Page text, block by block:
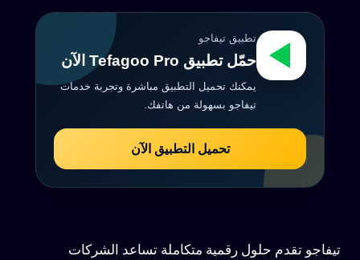
تطبيق تيفاجو
حمّل تطبيق Tefagoo Pro الآن
يمكنك تحميل التطبيق مباشرة وتجربة خدمات
تيفاجو بسهولة من هاتفك.
تحميل التطبيق الآن
تيفاجو تقدم حلول رقمية متكاملة تساعد الشركات